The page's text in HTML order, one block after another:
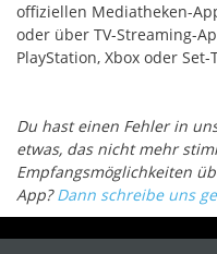
offiziellen Mediatheken-
oder über TV-Streaming-
PlayStation, Xbox oder
Du hast einen Fehler in
etwas, das nicht mehr
Empfangsmöglichkeiten
App?Dann schreibe uns